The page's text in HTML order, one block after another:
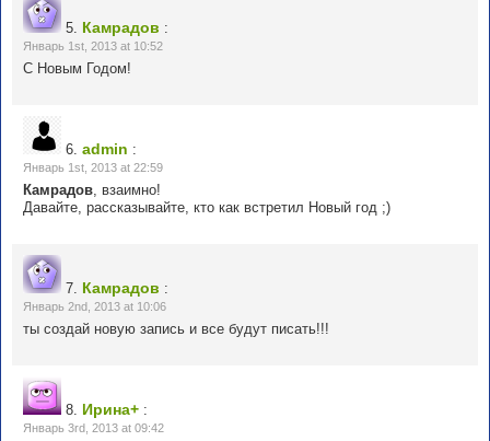
5. Камрадов :
Январь 1st, 2013 at 10:52
С Новым Годом!
6. admin :
Январь 1st, 2013 at 22:59
Камрадов, взаимно!
Давайте, рассказывайте, кто как встретил Новый год ;)
7. Камрадов :
Январь 2nd, 2013 at 10:06
ты создай новую запись и все будут писать!!!
8. Ирина+ :
Январь 3rd, 2013 at 09:42